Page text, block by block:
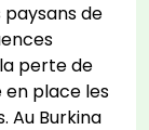
paysans de
perte de
place les
Au Burkina